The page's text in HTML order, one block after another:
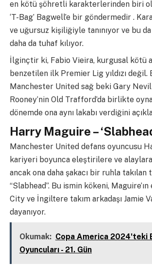
en kötü şöhretli karakterlerinden biri
‘T-Bag’ Bagwell’e bir göndermedir .
ve uğursuz kişiliğiyle tanınıyor ve bu
daha da tuhaf kılıyor.
İlginçtir ki, Fabio Vieira, kurgusal kötü
benzetilen ilk Premier Lig yıldızı değil.
Manchester United sağ beki Gary
Rooney’nin Old Trafford’da birlikte
dönemde ona aynı lakabı verdiğini
Harry Maguire –
Manchester United defans oyuncusu
kariyeri boyunca eleştirilere ve alaylara
ancak ona daha şakacı bir ruhla takılan
“Slabhead”. Bu ismin kökeni,
City ve İngiltere takım arkadaşı Jamie
dayanıyor.
Okumak: Copa America 2024'teki
Oyuncuları - 21. Gün